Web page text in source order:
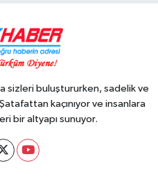
sizleri buluştururken, sadelik ve
kaçınıyor ve insanlara
bir altyapı sunuyor.